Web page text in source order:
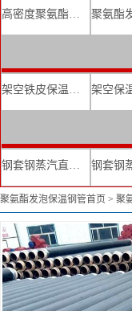
高密度聚氨酯发泡保温钢管
架空铁皮保温钢管
钢套钢蒸汽直埋复合保温管
聚氨酯发泡保温钢管首页 > 聚